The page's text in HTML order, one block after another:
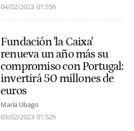
04/02/2023 01:55h
Fundación 'la Caixa'
renueva un año más su
compromiso con Portugal:
invertirá 50 millones de
euros
María Ubago
03/02/2023 01:52h